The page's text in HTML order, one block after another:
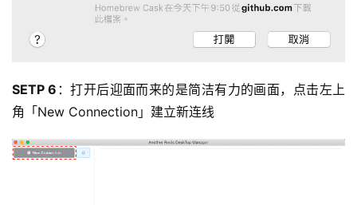
SETP 6 ：打开后迎面而来的是简洁有力的画面，点击左上
角「New Connection」建立新连线